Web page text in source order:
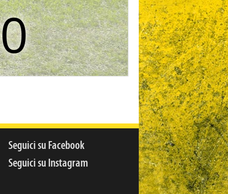
0
Seguici su Facebook
Seguici su Instagram